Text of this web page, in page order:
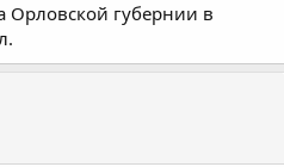
Орловской губернии в